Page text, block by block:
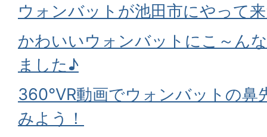
ウォンバットが池田市にやって
かわいいウォンバットにこ～ん
ました♪
360°VR動画でウォンバットの鼻
みよう！